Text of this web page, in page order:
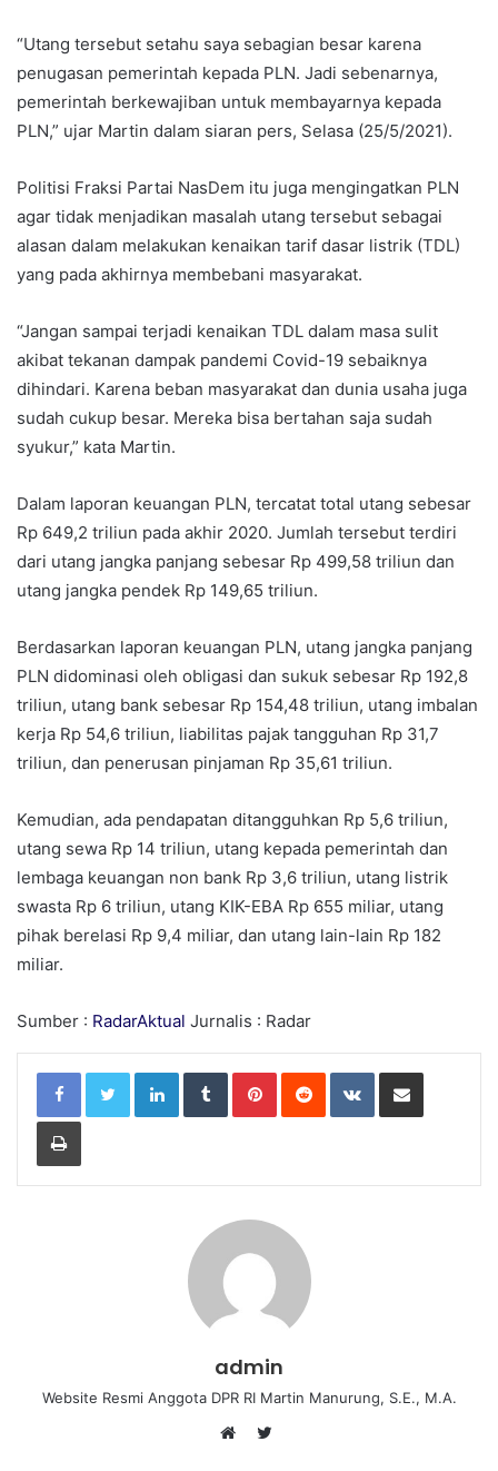
“Utang tersebut setahu saya sebagian besar karena
penugasan pemerintah kepada PLN. Jadi sebenarnya,
pemerintah berkewajiban untuk membayarnya kepada
PLN,” ujar Martin dalam siaran pers, Selasa (25/5/2021).
Politisi Fraksi Partai NasDem itu juga mengingatkan PLN
agar tidak menjadikan masalah utang tersebut sebagai
alasan dalam melakukan kenaikan tarif dasar listrik (TDL)
yang pada akhirnya membebani masyarakat.
“Jangan sampai terjadi kenaikan TDL dalam masa sulit
akibat tekanan dampak pandemi Covid-19 sebaiknya
dihindari. Karena beban masyarakat dan dunia usaha juga
sudah cukup besar. Mereka bisa bertahan saja sudah
syukur,” kata Martin.
Dalam laporan keuangan PLN, tercatat total utang sebesar
Rp 649,2 triliun pada akhir 2020. Jumlah tersebut terdiri
dari utang jangka panjang sebesar Rp 499,58 triliun dan
utang jangka pendek Rp 149,65 triliun.
Berdasarkan laporan keuangan PLN, utang jangka panjang
PLN didominasi oleh obligasi dan sukuk sebesar Rp 192,8
triliun, utang bank sebesar Rp 154,48 triliun, utang imbalan
kerja Rp 54,6 triliun, liabilitas pajak tangguhan Rp 31,7
triliun, dan penerusan pinjaman Rp 35,61 triliun.
Kemudian, ada pendapatan ditangguhkan Rp 5,6 triliun,
utang sewa Rp 14 triliun, utang kepada pemerintah dan
lembaga keuangan non bank Rp 3,6 triliun, utang listrik
swasta Rp 6 triliun, utang KIK-EBA Rp 655 miliar, utang
pihak berelasi Rp 9,4 miliar, dan utang lain-lain Rp 182
miliar.
Sumber : RadarAktual Jurnalis : Radar
LinkedIn Tumblr Pinterest Reddit VKontakte
Print
admin
Website Resmi Anggota DPR RI Martin Manurung, S.E., M.A.